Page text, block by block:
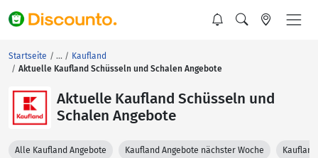
Startseite
Kaufland
Aktuelle Kaufland Schüsseln und Schalen Angebote
Aktuelle Kaufland Schüsseln und
Schalen Angebote
Alle Kaufland Angebote Kaufland Angebote nächster Woche